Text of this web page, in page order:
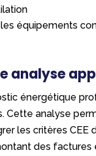
équipements
analyse
énergétique
Cette analyse
les critères CEE
des factures